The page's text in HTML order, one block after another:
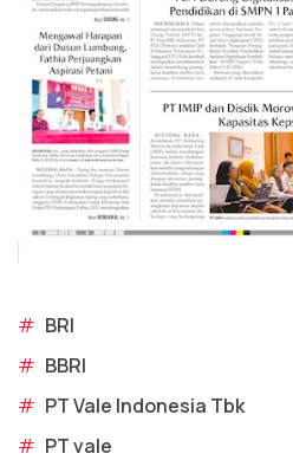
# BRI
# BBRI
# PT Vale Indonesia Tbk
# PT vale